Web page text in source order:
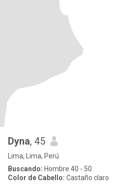
Dyna, 45
Lima, Lima, Perú
Buscando: Hombre 40 - 50
Color de Cabello: Castaño claro